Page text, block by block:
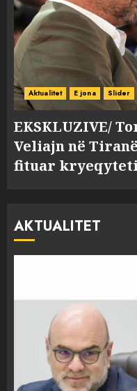
Aktualitet E jona Slider
EKSKLUZIVE/
Veliajn në
fituar
AKTUALITET